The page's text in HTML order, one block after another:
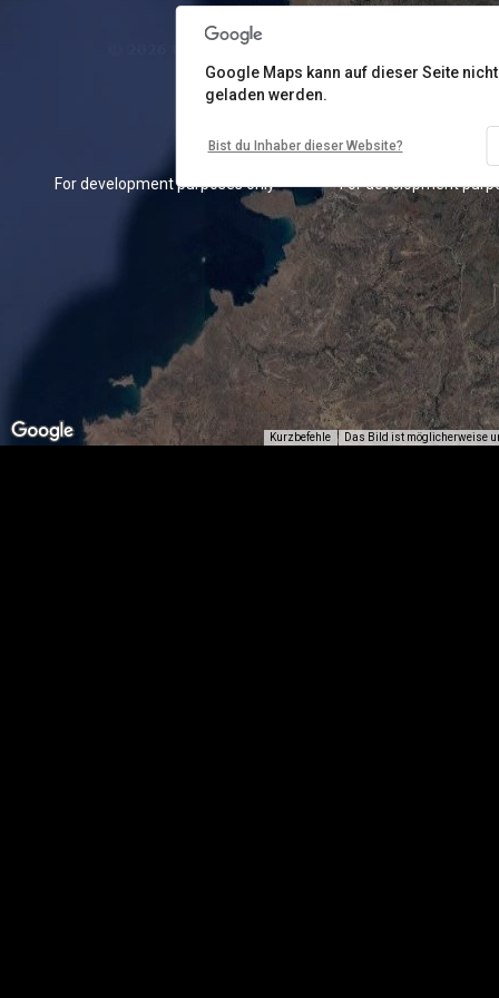
For development purposes only For development
Kurzbefehle Das Bild ist möglicherweise
Google Maps kann auf dieser Seite
geladen werden.
Bist du Inhaber dieser Website?